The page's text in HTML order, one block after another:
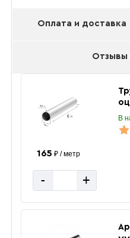
Оплата и доставка
Отзывы
В
165 ₽ / метр
- +